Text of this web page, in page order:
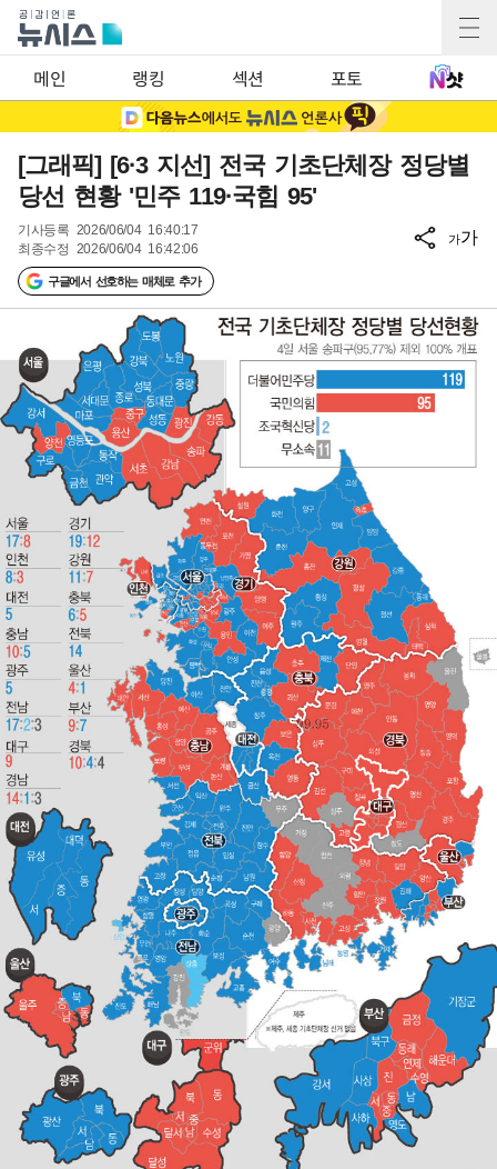
메인 랭킹 섹션 포토
[그래픽] [6·3 지선] 전국 기초단체장 정당별
당선 현황 '민주 119·국힘 95'
기사등록 2026/06/04 16:40:17
최종수정 2026/06/04 16:42:06
구글에서 선호하는 매체로 추가
가가